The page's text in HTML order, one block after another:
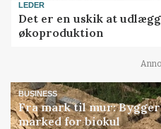
LEDER
Det er en uskik at
økoproduktion
BUSINESS
Fra mark til mur:
marked for biokul